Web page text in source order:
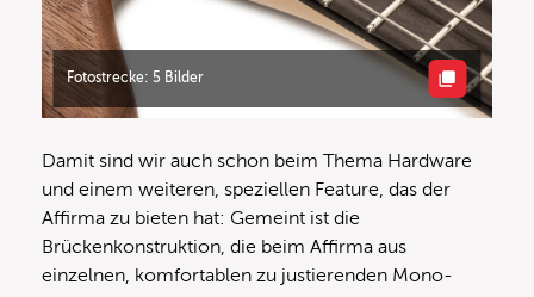
Fotostrecke: 5 Bilder
Damit sind wir auch schon beim Thema Hardware
und einem weiteren, speziellen Feature, das der
Affirma zu bieten hat: Gemeint ist die
Brückenkonstruktion, die beim Affirma aus
einzelnen, komfortablen zu justierenden Mono-